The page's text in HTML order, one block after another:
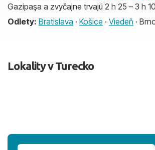
Gazipaşa a zvyčajne trvajú 2 h 25 – 3 h
Odlety: Bratislava · Košice · Viedeň ·
Lokality v Turecko